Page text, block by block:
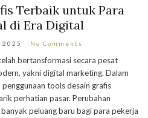
Terbaik untuk Para
di Era Digital
No Comments
bertansformasi secara pesat
yakni digital marketing. Dalam
tools desain grafis
perhatian pasar. Perubahan
peluang baru bagi para pekerja